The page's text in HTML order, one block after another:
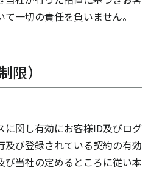
一切の責任を負いません。
限）
に関し有効にお客様ID及びログ
及び登録されている契約の有効
び当社の定めるところに従い本